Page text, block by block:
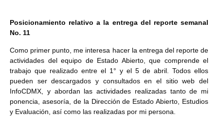
Posicionamiento relativo a la entrega del reporte semanal
No. 11
Como primer punto, me interesa hacer la entrega del reporte de
actividades del equipo de Estado Abierto, que comprende el
trabajo que realizado entre el 1° y el 5 de abril. Todos ellos
pueden ser descargados y consultados en el sitio web del
InfoCDMX, y abordan las actividades realizadas tanto de mi
ponencia, asesoría, de la Dirección de Estado Abierto, Estudios
y Evaluación, así como las realizadas por mi persona.